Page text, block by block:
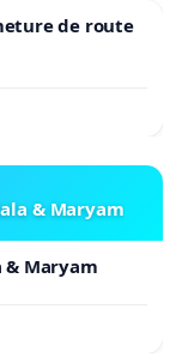
de route
& Maryam
& Maryam